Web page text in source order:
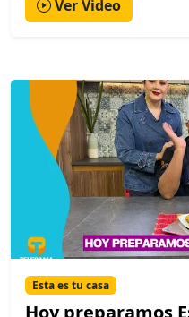
Ver Video
Esta es tu casa
Hoy preparamos